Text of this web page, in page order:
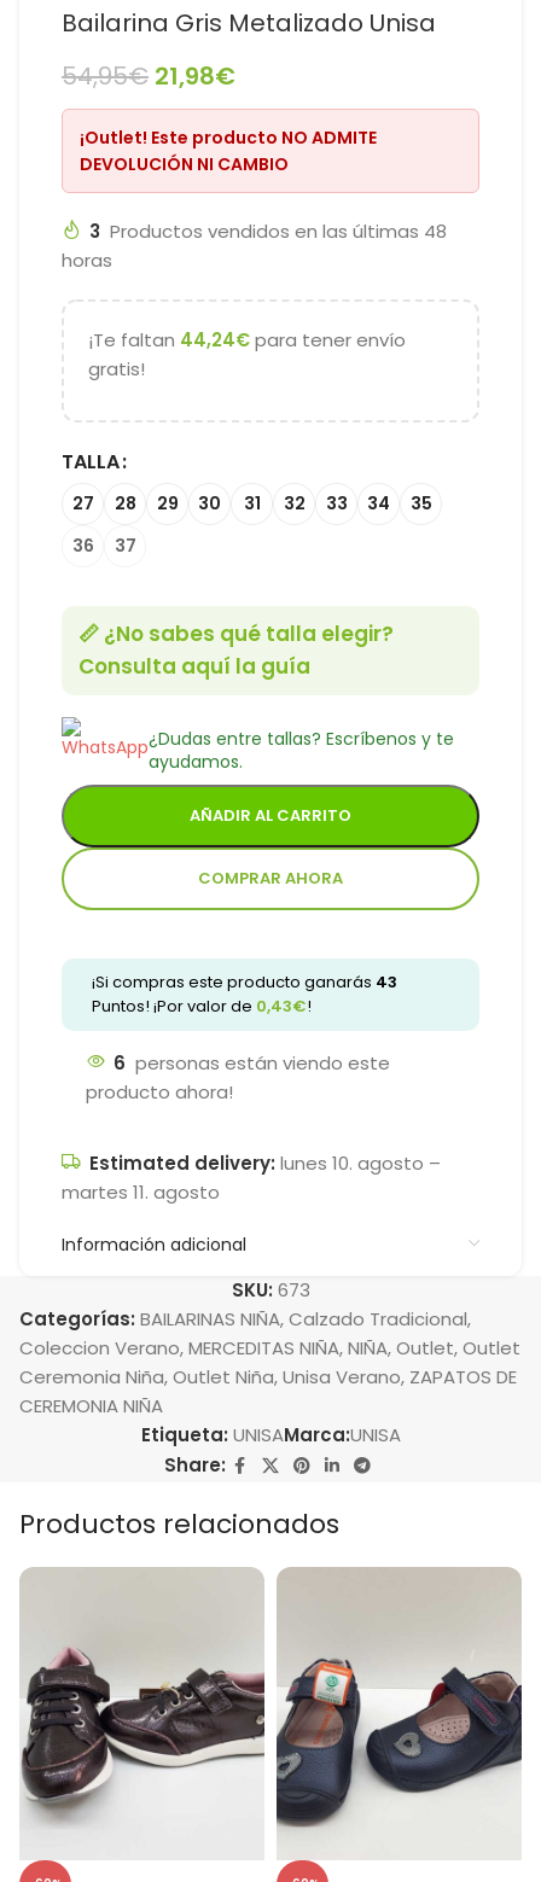
Bailarina Gris Metalizado Unisa
54,95€ 21,98€
¡Outlet! Este producto NO ADMITE
DEVOLUCIÓN NI CAMBIO
3 Productos vendidos en las últimas 48
horas
¡Te faltan 44,24€para tener envío
gratis!
TALLA
27 28 29 30 31 32 33 34
35
36
37
📏 ¿No sabes qué talla elegir?
Consulta aquí la guía
¿Dudas entre tallas? Escríbenos y te
ayudamos.
AÑADIR AL CARRITO
COMPRAR AHORA
¡Si compras este producto ganarás 43
Puntos! ¡Por valor de 0,43€!
6 personas están viendo este
producto ahora!
Estimated delivery: lunes 10. agosto –
martes 11. agosto
Información adicional
SKU: 673
Categorías: BAILARINAS NIÑA,Calzado Tradicional,
Coleccion Verano,MERCEDITAS NIÑA,NIÑA,Outlet,Outlet
Ceremonia Niña,Outlet Niña,Unisa Verano, ZAPATOS DE
CEREMONIA NIÑA
Etiqueta: UNISAMarca:UNISA
Share:
Productos relacionados